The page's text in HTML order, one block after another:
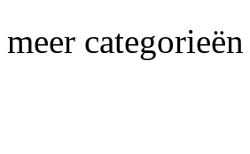
meer categorieën